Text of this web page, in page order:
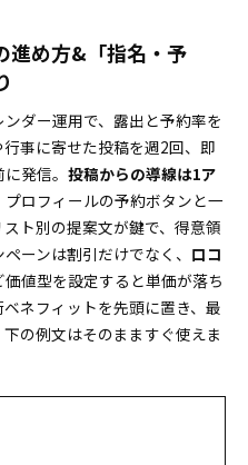
進め方&「指名・予
ダー運用で、露出と予約率を
事に寄せた投稿を週2回、即
発信。 投稿からの導線は1ア
ロフィールの予約ボタンと一
ト別の提案文が鍵で、得意領
ーンは割引だけでなく、 口コ
価値型を設定すると単価が落ち
ネフィットを先頭に置き、最
の例文はそのまますぐ使えま